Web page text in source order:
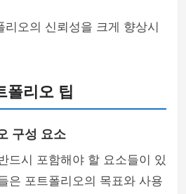
리오의 신뢰성을 크게 향상시
폴리오 팁
구성 요소
드시 포함해야 할 요소들이 있
은 포트폴리오의 목표와 사용